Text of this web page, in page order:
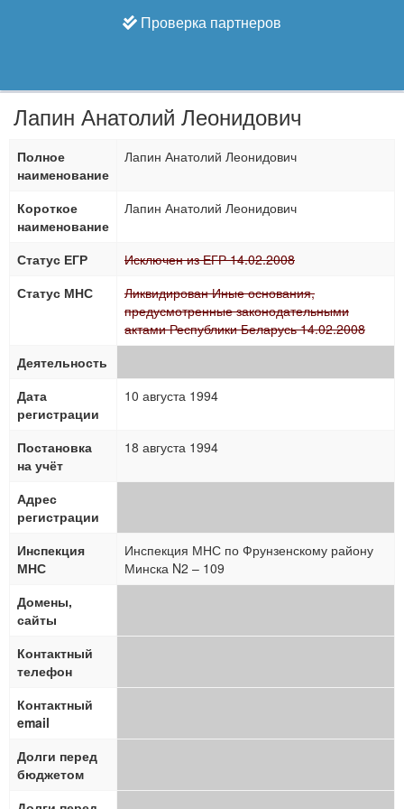
Проверка партнеров
Лапин Анатолий Леонидович
Полное
наименование
Лапин Анатолий Леонидович
Короткое
наименование
Лапин Анатолий Леонидович
Статус ЕГР
Исключен из ЕГР 14.02.2008
Статус МНС
Ликвидирован Иные основания,
предусмотренные законодательными
актами Республики Беларусь 14.02.2008
Деятельность
Дата
регистрации
10 августа 1994
Постановка
на учёт
18 августа 1994
Адрес
регистрации
Инспекция
МНС
Инспекция МНС по Фрунзенскому району
Минска N2 – 109
Домены,
сайты
Контактный
телефон
Контактный
email
Долги перед
бюджетом